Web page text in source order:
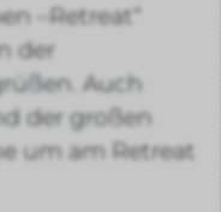
–Retreat“
der
Auch
der großen
um am Retreat